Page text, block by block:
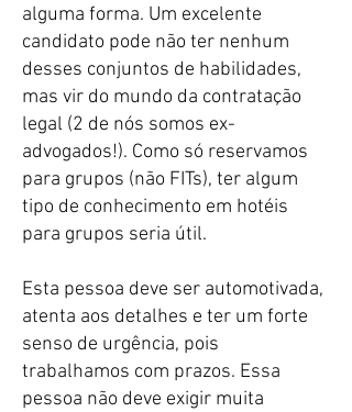
alguma forma. Um excelente
candidato pode não ter nenhum
desses conjuntos de habilidades,
mas vir do mundo da contratação
legal (2 de nós somos ex-
advogados!). Como só reservamos
para grupos (não FITs), ter algum
tipo de conhecimento em hotéis
para grupos seria útil.
​Esta pessoa deve ser automotivada,
atenta aos detalhes e ter um forte
senso de urgência, pois
trabalhamos com prazos. Essa
pessoa não deve exigir muita